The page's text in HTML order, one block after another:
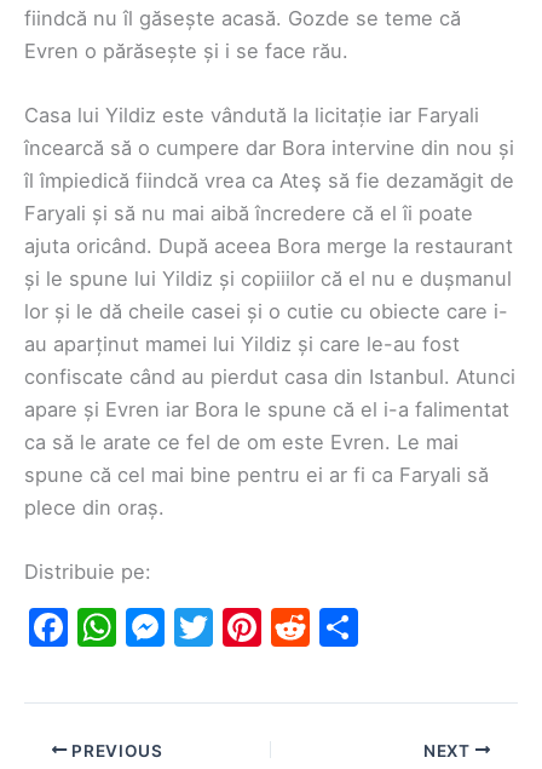
fiindcă nu îl găsește acasă. Gozde se teme că
Evren o părăsește și i se face rău.
Casa lui Yildiz este vândută la licitație iar Faryali
încearcă să o cumpere dar Bora intervine din nou și
îl împiedică fiindcă vrea ca Ateş să fie dezamăgit de
Faryali și să nu mai aibă încredere că el îi poate
ajuta oricând. După aceea Bora merge la restaurant
și le spune lui Yildiz și copiiilor că el nu e dușmanul
lor și le dă cheile casei și o cutie cu obiecte care i-
au aparținut mamei lui Yildiz și care le-au fost
confiscate când au pierdut casa din Istanbul. Atunci
apare și Evren iar Bora le spune că el i-a falimentat
ca să le arate ce fel de om este Evren. Le mai
spune că cel mai bine pentru ei ar fi ca Faryali să
plece din oraș.
Distribuie pe:
F
c
e
W
at
s
M
s
T
itt
Pi
er
e
R
d ar
PREVIOUS NEXT